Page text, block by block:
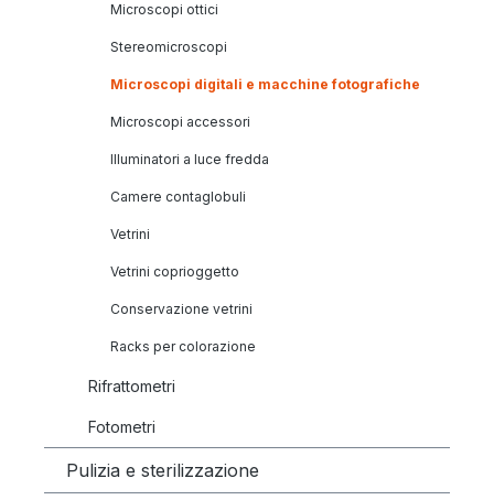
Microscopi ottici
Stereomicroscopi
Microscopi digitali e macchine fotografiche
Microscopi accessori
Illuminatori a luce fredda
Camere contaglobuli
Vetrini
Vetrini coprioggetto
Conservazione vetrini
Racks per colorazione
Rifrattometri
Fotometri
Pulizia e sterilizzazione